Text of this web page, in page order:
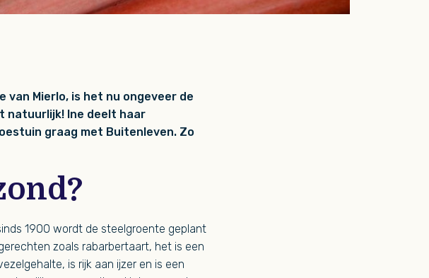
Mierlo, is het nu ongeveer de
natuurlijk! Ine deelt haar
graag met Buitenleven. Zo
1900 wordt de steelgroente geplant
zoals rabarbertaart, het is een
is rijk aan ijzer en is een